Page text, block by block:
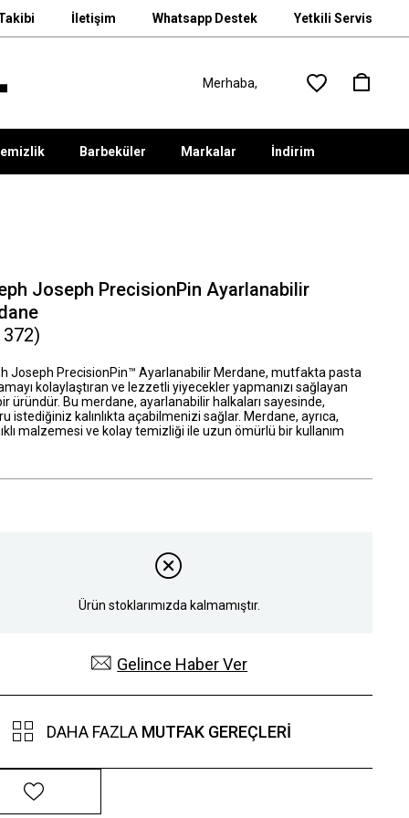
İletişim Whatsapp Destek Yetkili Servis
Barbeküler Markalar İndirim
Joseph PrecisionPin Ayarlanabilir
Joseph PrecisionPin™ Ayarlanabilir Merdane, mutfakta pasta
kolaylaştıran ve lezzetli yiyecekler yapmanızı sağlayan
üründür. Bu merdane, ayarlanabilir halkaları sayesinde,
istediğiniz kalınlıkta açabilmenizi sağlar. Merdane, ayrıca,
malzemesi ve kolay temizliği ile uzun ömürlü bir kullanım
Ürün stoklarımızda kalmamıştır.
Gelince Haber Ver
DAHA FAZLA MUTFAK GEREÇLERI